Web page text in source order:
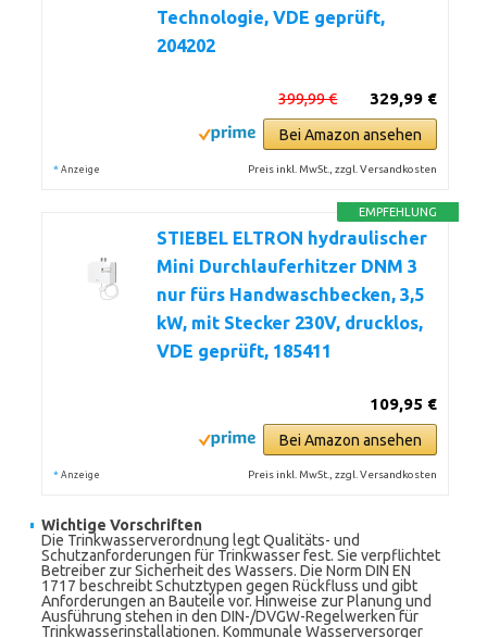
Technologie, VDE geprüft,
204202
329,99 €
399,99 €
Bei Amazon ansehen
* Anzeige Preis inkl. MwSt., zzgl. Versandkosten
EMPFEHLUNG
STIEBEL ELTRON hydraulischer
Mini Durchlauferhitzer DNM 3
nur fürs Handwaschbecken, 3,5
kW, mit Stecker 230V, drucklos,
VDE geprüft, 185411
109,95 €
Bei Amazon ansehen
* Anzeige Preis inkl. MwSt., zzgl. Versandkosten
Wichtige Vorschriften
Die Trinkwasserverordnung legt Qualitäts- und
Schutzanforderungen für Trinkwasser fest. Sie verpflichtet
Betreiber zur Sicherheit des Wassers. Die Norm DIN EN
1717 beschreibt Schutztypen gegen Rückfluss und gibt
Anforderungen an Bauteile vor. Hinweise zur Planung und
Ausführung stehen in den DIN-/DVGW-Regelwerken für
Trinkwasserinstallationen. Kommunale Wasserversorger